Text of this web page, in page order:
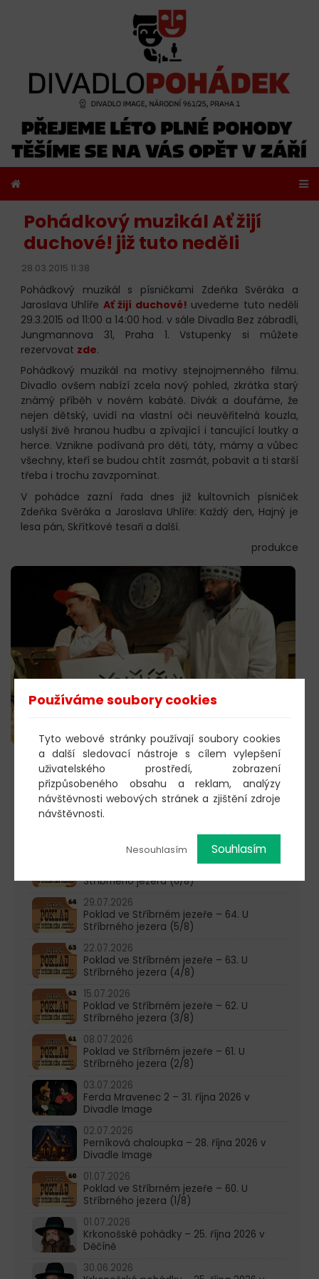
Pohádkový muzikál Ať žijí
duchové! již tuto neděli
28.03.2015 11:38
Pohádkový muzikál s písničkami Zdeňka Svěráka a
Jaroslava Uhlíře Ať žijí duchové! uvedeme tuto neděli
29.3.2015 od 11:00 a 14:00 hod. v sále Divadla Bez zábradlí,
Jungmannova 31, Praha 1. Vstupenky si můžete
rezervovat zde.
Pohádkový muzikál na motivy stejnojmenného filmu.
Divadlo ovšem nabízí zcela nový pohled, zkrátka starý
známý příběh v novém kabátě. Divák a doufáme, že
nejen dětský, uvidí na vlastní oči neuvěřitelná kouzla,
uslyší živě hranou hudbu a zpívající i tancující loutky a
herce. Vznikne podívaná pro děti, táty, mámy a vůbec
všechny, kteří se budou chtít zasmát, pobavit a ti starší
třeba i trochu zavzpomínat.
V pohádce zazní řada dnes již kultovních písniček
Zdeňka Svěráka a Jaroslava Uhlíře: Každý den, Hajný je
lesa pán, Skřítkové tesaři a další.
produkce
603 805 271
pondělí-čtvrtek: 10:00-16:00
05.08.2026
Stříbrného jezera (6/8)
29.07.2026
Poklad ve Stříbrném jezeře – 64. U
Stříbrného jezera (5/8)
22.07.2026
Poklad ve Stříbrném jezeře – 63. U
Stříbrného jezera (4/8)
15.07.2026
Poklad ve Stříbrném jezeře – 62. U
Stříbrného jezera (3/8)
08.07.2026
Poklad ve Stříbrném jezeře – 61. U
Stříbrného jezera (2/8)
03.07.2026
Ferda Mravenec 2 – 31. října 2026 v
Divadle Image
02.07.2026
Perníková chaloupka – 28. října 2026 v
Divadle Image
01.07.2026
Poklad ve Stříbrném jezeře – 60. U
Stříbrného jezera (1/8)
01.07.2026
Krkonošské pohádky – 25. října 2026 v
Děčíně
30.06.2026
Používáme soubory cookies
Tyto webové stránky používají soubory cookies
a další sledovací nástroje s cílem vylepšení
uživatelského prostředí, zobrazení
přizpůsobeného obsahu a reklam, analýzy
návštěvnosti webových stránek a zjištění zdroje
návštěvnosti.
Nesouhlasím Souhlasím